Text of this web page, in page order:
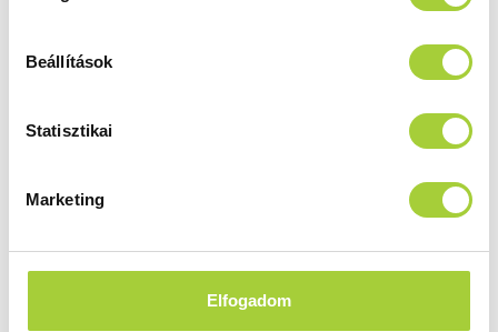
Beállítások
Statisztikai
Marketing
Elfogadom
Termékkód
117 800 Ft
Méret
Tálcaszín